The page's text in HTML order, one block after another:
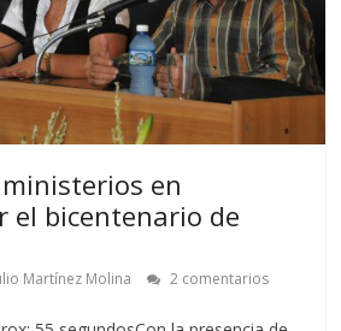
en
el bicentenario de
Martínez Molina 2 comentarios